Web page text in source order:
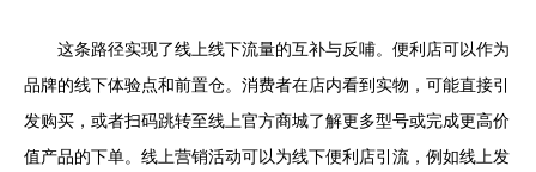
这条路径实现了线上线下流量的互补与反哺。便利店可以作为
品牌的线下体验点和前置仓。消费者在店内看到实物，可能直接引
发购买，或者扫码跳转至线上官方商城了解更多型号或完成更高价
值产品的下单。线上营销活动可以为线下便利店引流，例如线上发